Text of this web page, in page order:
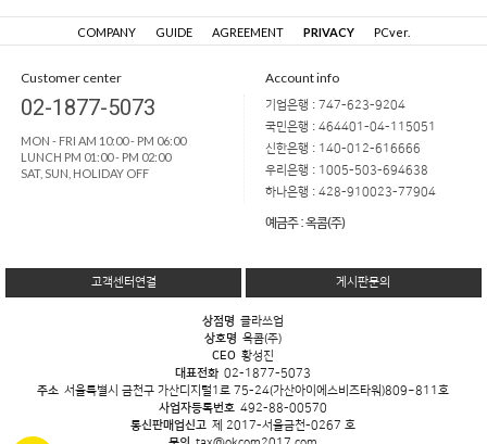
COMPANY GUIDE AGREEMENT PRIVACY PCver.
Customer center
02-1877-5073
MON - FRI AM 10:00 - PM 06:00
LUNCH PM 01:00 - PM 02:00
SAT, SUN, HOLIDAY OFF
Account info
기업은행 : 747-623-9204
국민은행 : 464401-04-115051
신한은행 : 140-012-616666
우리은행 : 1005-503-694638
하나은행 : 428-910023-77904
예금주 : 옥콤(주)
고객센터연결 게시판문의
상점명 클라쓰업
상호명 옥콤(주)
CEO 황성진
대표전화 02-1877-5073
주소 서울특별시 금천구 가산디지털1로 75-24(가산아이에스비즈타워)809~811호
사업자등록번호 492-88-00570
통신판매업신고 제 2017-서울금천-0267 호